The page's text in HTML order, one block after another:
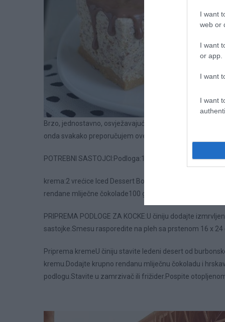
I want
web or
I want
or app.
I want
I want
Brzo, jednostavno, osvježavajuće, ukusno…to su glavne
onda svakako preporučujem ove kockice sladoleda jer
POTREBNI SASTOJCI:Podloga:150 grama mljevenog
krema:2 vrećice Iced Dessert Bourbon Vanilla Dr.
rendane mliječne čokolade100 grama krokanta od
PRIPREMA PODLOGE ZA KOCKE:U činiju dodajte
sastojke.Smesu rasporedite na pleh sa prstenom 16 x 24
Priprema kremeU činiju stavite ledeni desert od
kremu.Dodajte krupno rendanu mliječnu čokoladu i
podlogu.Stavite u zamrzivač ili frižider.Pospite